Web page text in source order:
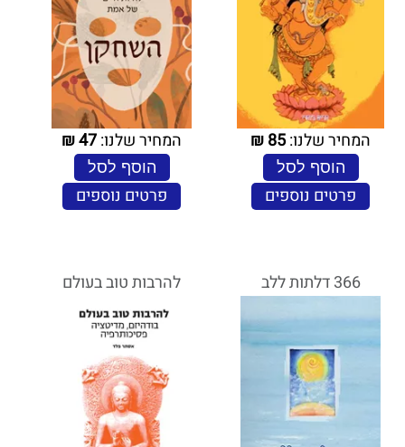
המחיר שלנו:85
₪
הוסף לסל
פרטים נוספים
המחיר שלנו:47
₪
הוסף לסל
פרטים נוספים
366 דלתות ללב להרבות טוב בעולם